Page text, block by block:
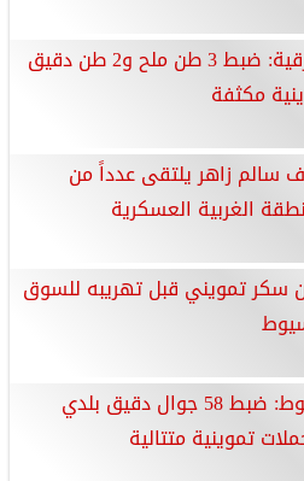
تموين الشرقية: ضبط 3 طن ملح و2 طن دقيق
مكثفة
سالم زاهر يلتقى عدداً من
الغربية العسكرية
3.5 طن سكر تمويني قبل تهريبه للسوق
محافظ أسيوط: ضبط 58 جوال دقيق بلدي
تموينية متتالية